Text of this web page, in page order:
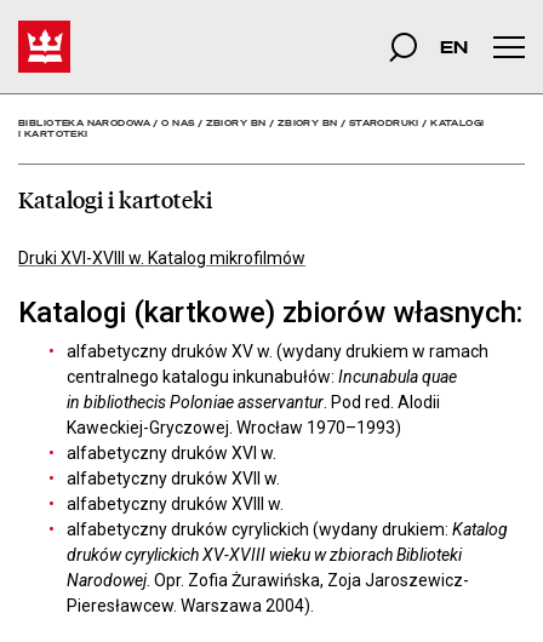
Katalogi i kartoteki -szukana fraza
Szukaj
EN
BIBLIOTEKA NARODOWA/O NAS/ ZBIORY BN / ZBIORY BN / STARODRUKI /KATALOGI
I KARTOTEKI
Katalogi i kartoteki
Druki XVI-XVIII w. Katalog mikrofilmów
Katalogi (kartkowe) zbiorów własnych:
alfabetyczny druków XV w. (wydany drukiem w ramach
centralnego katalogu inkunabułów: Incunabula quae
in bibliothecis Poloniae asservantur . Pod red. Alodii
Kaweckiej-Gryczowej. Wrocław 1970–1993)
alfabetyczny druków XVI w.
alfabetyczny druków XVII w.
alfabetyczny druków XVIII w.
alfabetyczny druków cyrylickich (wydany drukiem: Katalog
druków cyrylickich XV-XVIII wieku w zbiorach Biblioteki
Narodowej . Opr. Zofia Żurawińska, Zoja Jaroszewicz-
Pieresławcew. Warszawa 2004).